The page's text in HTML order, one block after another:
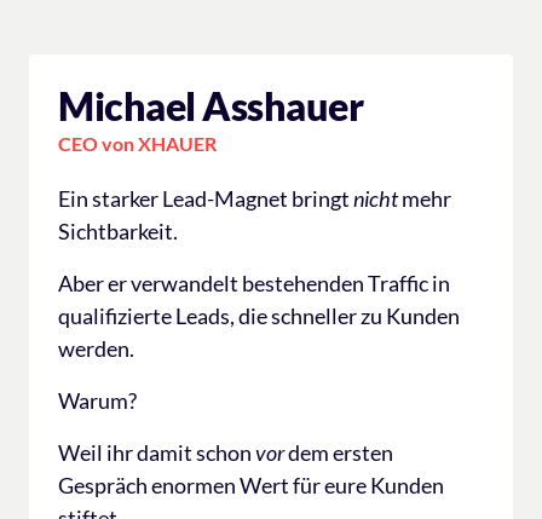
Michael Asshauer
CEO von XHAUER
Ein starker Lead-Magnet bringt nicht mehr
Sichtbarkeit.
Aber er verwandelt bestehenden Traffic in
qualifizierte Leads, die schneller zu Kunden
werden.
Warum?
Weil ihr damit schon vor dem ersten
Gespräch enormen Wert für eure Kunden